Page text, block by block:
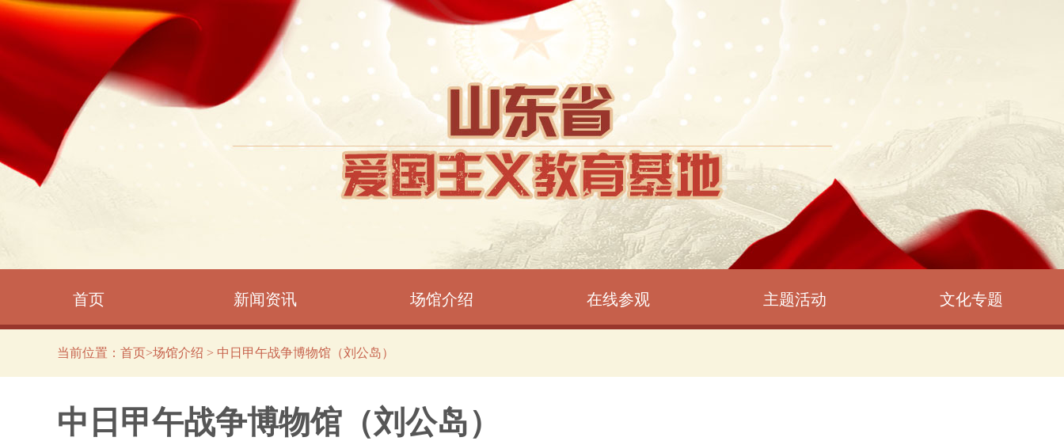
首页 新闻资讯 场馆介绍 在线参观 主题活动 文化专题
当前位置： 首页>场馆介绍 > 中日甲午战争博物馆（刘公岛）
中日甲午战争博物馆（刘公岛）